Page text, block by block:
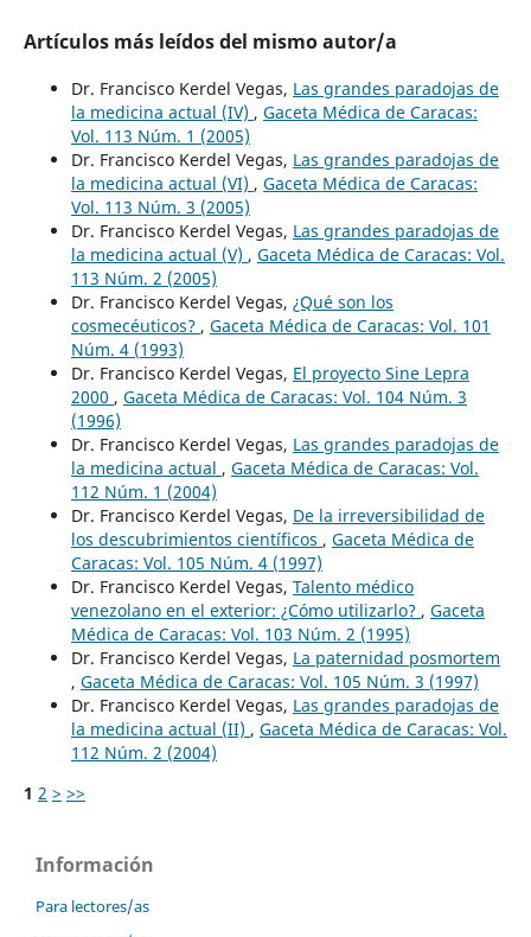
Artículos más leídos del mismo autor/a
Dr. Francisco Kerdel Vegas, Las grandes paradojas de
la medicina actual (IV) , Gaceta Médica de Caracas:
Vol. 113 Núm. 1 (2005)
Dr. Francisco Kerdel Vegas, Las grandes paradojas de
la medicina actual (VI) , Gaceta Médica de Caracas:
Vol. 113 Núm. 3 (2005)
Dr. Francisco Kerdel Vegas, Las grandes paradojas de
la medicina actual (V) , Gaceta Médica de Caracas: Vol.
113 Núm. 2 (2005)
Dr. Francisco Kerdel Vegas, ¿Qué son los
cosmecéuticos? , Gaceta Médica de Caracas: Vol. 101
Núm. 4 (1993)
Dr. Francisco Kerdel Vegas, El proyecto Sine Lepra
2000 , Gaceta Médica de Caracas: Vol. 104 Núm. 3
(1996)
Dr. Francisco Kerdel Vegas, Las grandes paradojas de
la medicina actual , Gaceta Médica de Caracas: Vol.
112 Núm. 1 (2004)
Dr. Francisco Kerdel Vegas, De la irreversibilidad de
los descubrimientos científicos , Gaceta Médica de
Caracas: Vol. 105 Núm. 4 (1997)
Dr. Francisco Kerdel Vegas, Talento médico
venezolano en el exterior: ¿Cómo utilizarlo? , Gaceta
Médica de Caracas: Vol. 103 Núm. 2 (1995)
Dr. Francisco Kerdel Vegas, La paternidad posmortem
, Gaceta Médica de Caracas: Vol. 105 Núm. 3 (1997)
Dr. Francisco Kerdel Vegas, Las grandes paradojas de
la medicina actual (II) , Gaceta Médica de Caracas: Vol.
112 Núm. 2 (2004)
1 2 > >>
Información
Para lectores/as